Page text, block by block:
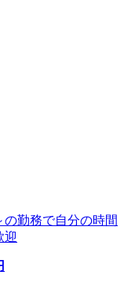
勤務で自分の時間
迎